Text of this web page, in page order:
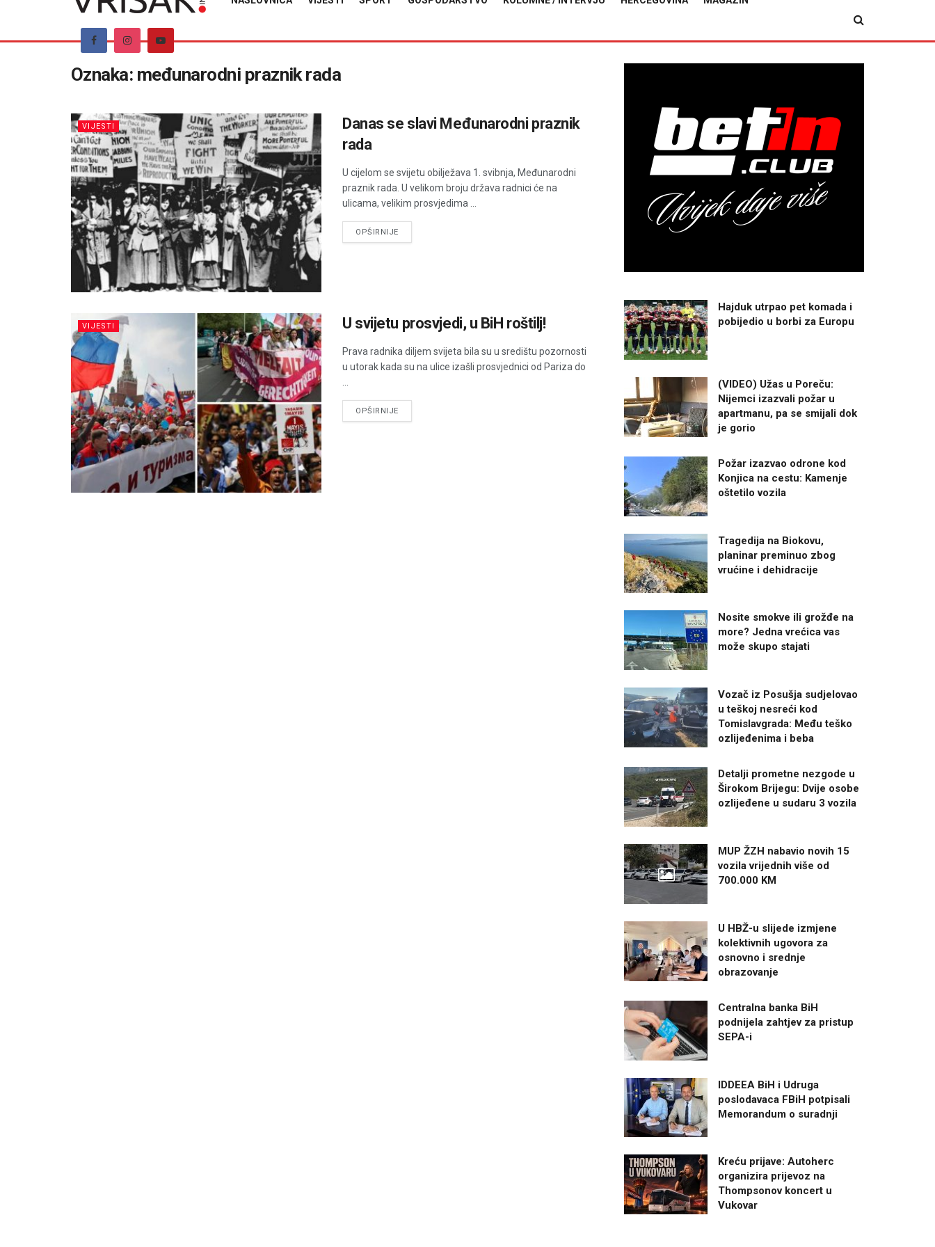
Oznaka: međunarodni praznik rada
VIJESTI
Danas se slavi Međunarodni praznik
rada
U cijelom se svijetu obilježava 1. svibnja, Međunarodni
praznik rada. U velikom broju država radnici će na
ulicama, velikim prosvjedima ...
OPŠIRNIJEDETAILS
VIJESTI U svijetu prosvjedi, u BiH roštilj!
Prava radnika diljem svijeta bila su u središtu pozornosti
u utorak kada su na ulice izašli prosvjednici od Pariza do
...
OPŠIRNIJEDETAILS
Hajduk utrpao pet komada i
pobijedio u borbi za Europu
(VIDEO) Užas u Poreču:
Nijemci izazvali požar u
apartmanu, pa se smijali dok
je gorio
Požar izazvao odrone kod
Konjica na cestu: Kamenje
oštetilo vozila
Tragedija na Biokovu,
planinar preminuo zbog
vrućine i dehidracije
Nosite smokve ili grožđe na
more? Jedna vrećica vas
može skupo stajati
Vozač iz Posušja sudjelovao
u teškoj nesreći kod
Tomislavgrada: Među teško
ozlijeđenima i beba
Detalji prometne nezgode u
Širokom Brijegu: Dvije osobe
ozlijeđene u sudaru 3 vozila
MUP ŽZH nabavio novih 15
vozila vrijednih više od
700.000 KM
U HBŽ-u slijede izmjene
kolektivnih ugovora za
osnovno i srednje
obrazovanje
Centralna banka BiH
podnijela zahtjev za pristup
SEPA-i
IDDEEA BiH i Udruga
poslodavaca FBiH potpisali
Memorandum o suradnji
Kreću prijave: Autoherc
organizira prijevoz na
Thompsonov koncert u
Vukovar